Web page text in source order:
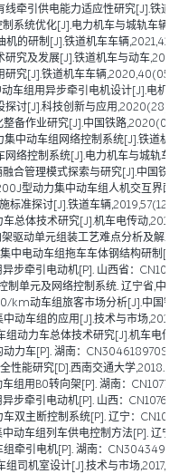
线牵引供电能力适应性研究[J].铁
系统优化[J].电力机车与城轨车辆
机的研制[J].铁道机车车辆
研究及发展[J].铁道机车与动车
研究[J].铁道机车车辆
动车组用异步牵引电机设计[J].电
探讨[J].科技创新与应用
备作业研究[J].中国铁路
集中动车组网络控制系统[J].铁道
网络控制系统[J].电力机车与城轨
合管理模式探索与研究[J].中国
型动力集中动车组人机交互界
标准探讨[J].铁道车辆
车总体技术研究[J].机车电传动
架驱动单元组装工艺难点分析及解
中电动车组拖车车体钢结构研制
步牵引电动机[P]. 山西省：
单元及网络控制系统. 辽宁省,中
km动车组旅客市场分析[J].中国
动车组的应用[J].技术与市场
组动力车总体技术研究[J].机车电
动力车[P]. 湖南：
性能研究[D].西南交通大学,2018.
组用B0转向架[P]. 湖南：
步牵引电动机[P]. 山西：
双主断控制系统[P]. 辽宁：
动车组列车供电控制方法[P]. 辽宁
牵引电机[P]. 湖南：
司机室设计[J].技术与市场